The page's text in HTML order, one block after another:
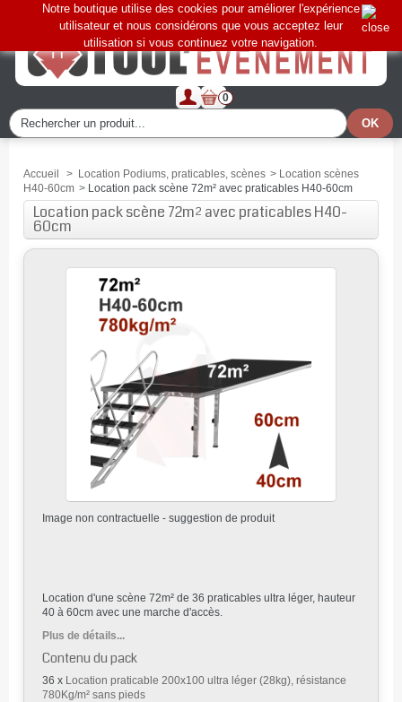
0
Notre boutique utilise des cookies pour améliorer l'expérience
utilisateur et nous considérons que vous acceptez leur
utilisation si vous continuez votre navigation.
Accueil > Location Podiums, praticables, scènes > Location scènes
H40-60cm > Location pack scène 72m² avec praticables H40-60cm
Location pack scène 72m² avec praticables H40-
60cm
Image non contractuelle - suggestion de produit
Location d'une scène 72m² de 36 praticables ultra léger, hauteur
40 à 60cm avec une marche d'accès.
Plus de détails...
Contenu du pack
36 x Location praticable 200x100 ultra léger (28kg), résistance
780Kg/m² sans pieds